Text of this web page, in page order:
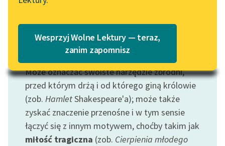
Lektury szkolne i klasyka
literatury do słuchania dla
uczennic i uczniów z
niepełnosprawnościami
E-kolekcja lektur
szkolnych i literatury do
słuchania dla uczennic i
uczniów z
Katalog w formacie PDF
Wesprzyj Wolne Lektury — teraz,
zanim zapomnisz
Motyw: Trucizna
Może oznaczać swoiste narzędzie zbrodni,
przed którym drżą i od którego giną królowie
(zob. HamletShakespeare'a); może także
zyskać znaczenie przenośne i w tym sensie
łączyć się z innym motywem, choćby takim jak
miłość tragiczna (zob. Cierpienia młodego